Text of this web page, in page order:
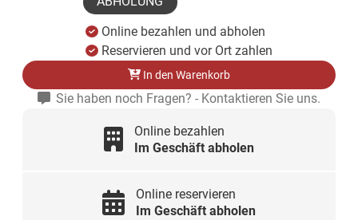
Online bezahlen und abholen
Reservieren und vor Ort zahlen
In den Warenkorb
Sie haben noch Fragen? - Kontaktieren Sie uns.
Online bezahlen
Im Geschäft abholen
Online reservieren
Im Geschäft abholen